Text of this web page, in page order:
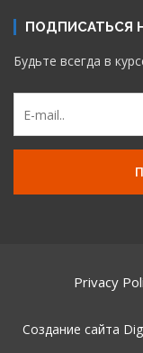
ПОДПИСАТЬСЯ
Будьте всегда в
Privacy
Создание сайта